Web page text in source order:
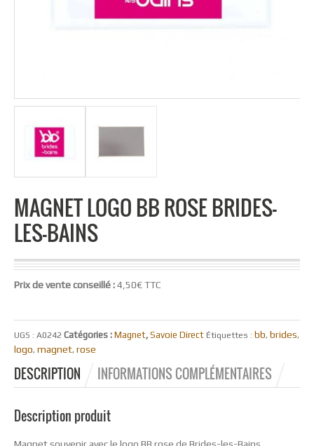
MAGNET LOGO BB ROSE BRIDES-
LES-BAINS
Prix de vente conseillé :4,50€ TTC
UGS : A0242 Catégories : Magnet, Savoie Direct Étiquettes : bb, brides,
logo, magnet, rose
DESCRIPTION INFORMATIONS COMPLÉMENTAIRES
Description produit